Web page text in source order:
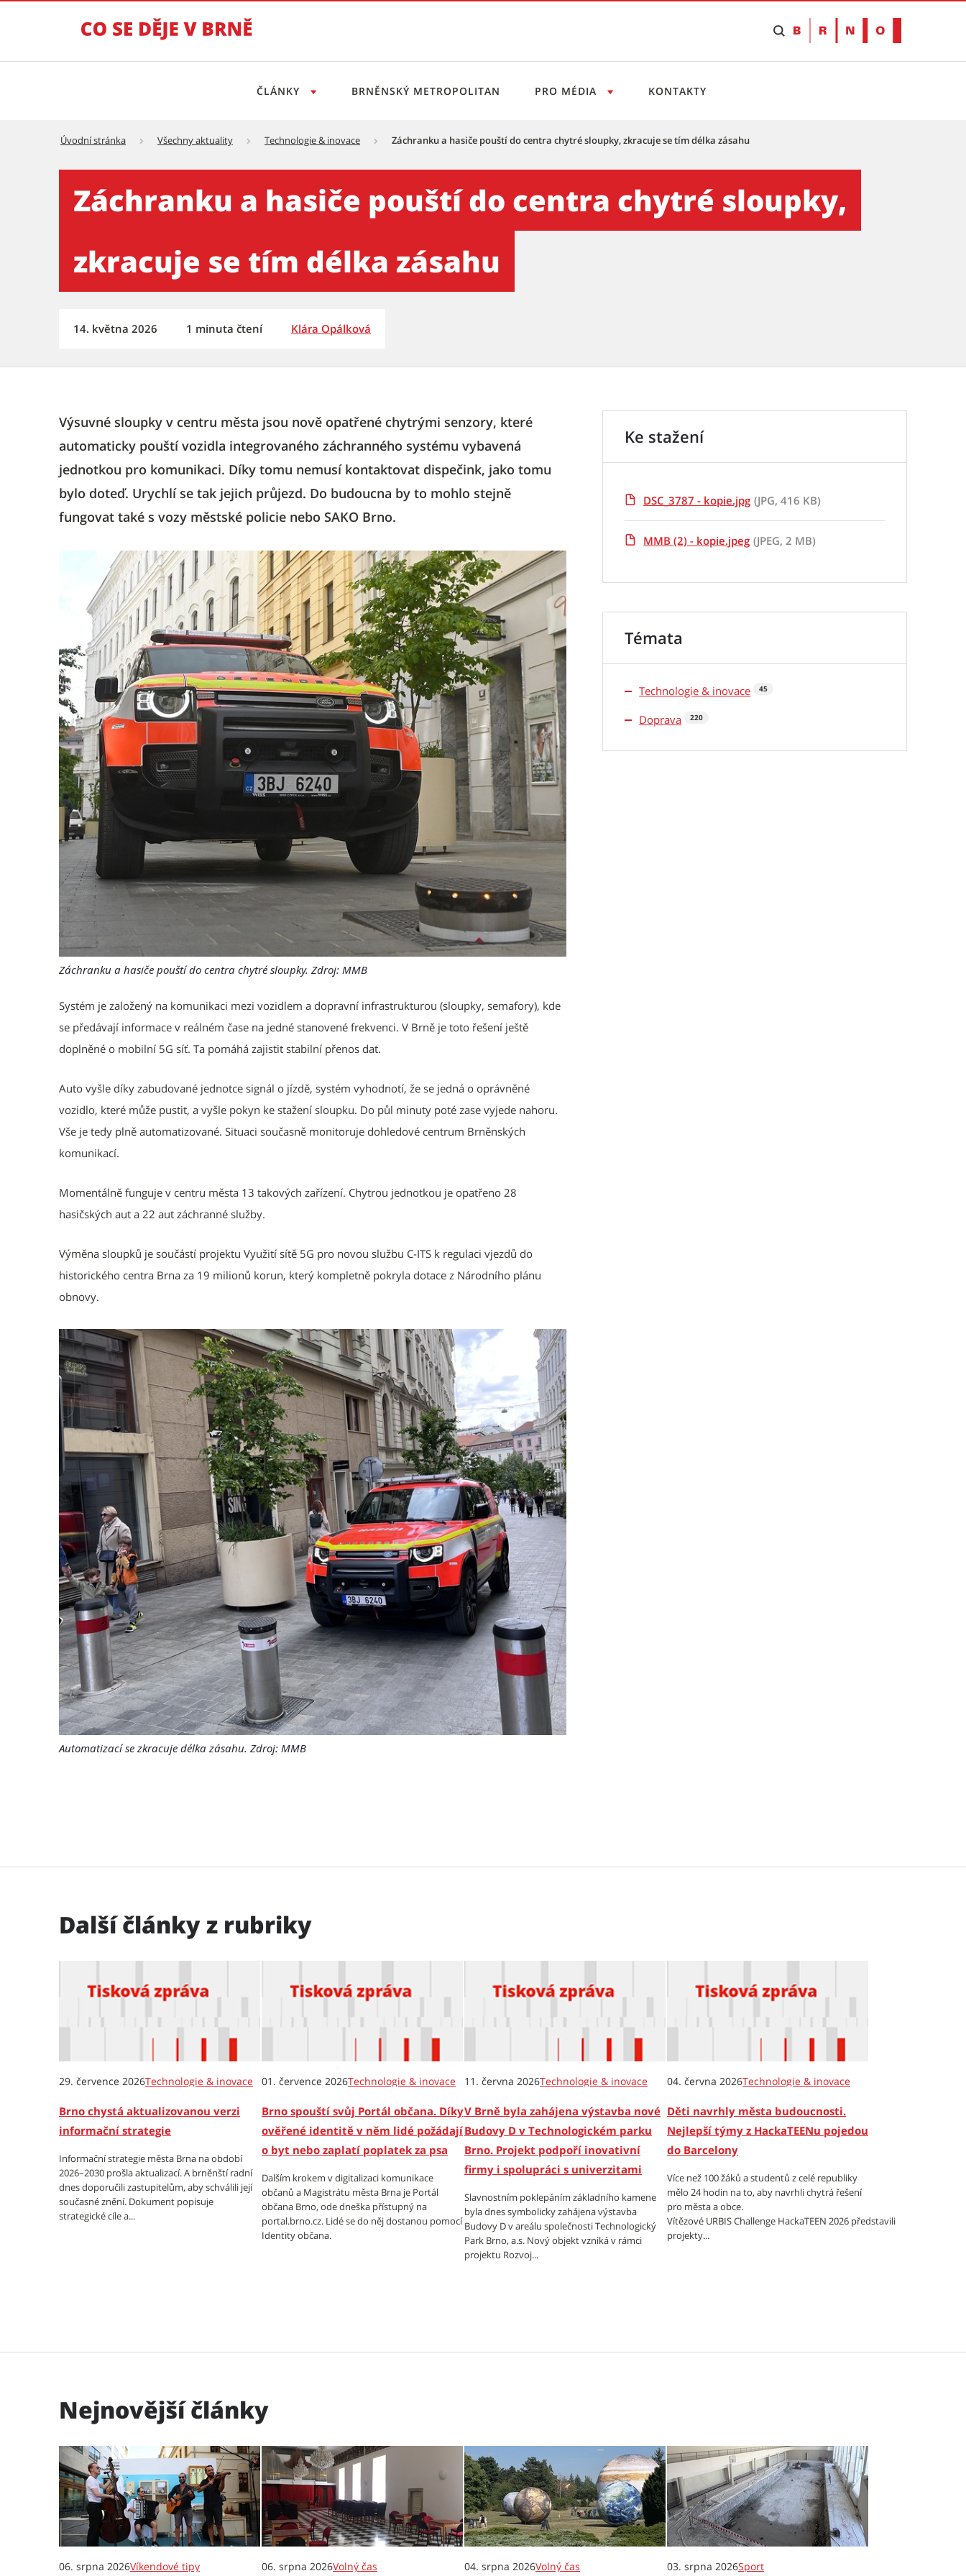
Záchranku a hasiče pouští do centra chytré sloupky, zkracuje se tím délka
ČLÁNKY BRNĚNSKÝ METROPOLITAN PRO MÉDIA KONTAKTY
Úvodní stránka Všechny aktuality Technologie & inovace Záchranku a hasiče pouští do centra chytré sloupky, zkracuje se tím délka zásahu
Záchranku a hasiče pouští do centra chytré sloupky,
zkracuje se tím délka zásahu
14. května 2026 1 minuta čtení Klára Opálková
Výsuvné sloupky v centru města jsou nově opatřené chytrými senzory, které
automaticky pouští vozidla integrovaného záchranného systému vybavená
jednotkou pro komunikaci. Díky tomu nemusí kontaktovat dispečink, jako tomu
bylo doteď. Urychlí se tak jejich průjezd. Do budoucna by to mohlo stejně
fungovat také s vozy městské policie nebo SAKO Brno.
Záchranku a hasiče pouští do centra chytré sloupky. Zdroj: MMB
Systém je založený na komunikaci mezi vozidlem a dopravní infrastrukturou (sloupky, semafory), kde
se předávají informace v reálném čase na jedné stanovené frekvenci. V Brně je toto řešení ještě
doplněné o mobilní 5G síť. Ta pomáhá zajistit stabilní přenos dat.
Auto vyšle díky zabudované jednotce signál o jízdě, systém vyhodnotí, že se jedná o oprávněné
vozidlo, které může pustit, a vyšle pokyn ke stažení sloupku. Do půl minuty poté zase vyjede nahoru.
Vše je tedy plně automatizované. Situaci současně monitoruje dohledové centrum Brněnských
komunikací.
Momentálně funguje v centru města 13 takových zařízení. Chytrou jednotkou je opatřeno 28
hasičských aut a 22 aut záchranné služby.
Výměna sloupků je součástí projektu Využití sítě 5G pro novou službu C-ITS k regulaci vjezdů do
historického centra Brna za 19 milionů korun, který kompletně pokryla dotace z Národního plánu
obnovy.
Automatizací se zkracuje délka zásahu. Zdroj: MMB
Ke stažení
DSC_3787 - kopie.jpg (JPG, 416 KB)
MMB (2) - kopie.jpeg (JPEG, 2 MB)
Témata
Technologie & inovace 45
Doprava 220
Další články z rubriky
29. července 2026Technologie & inovace
Brno chystá aktualizovanou verzi
informační strategie
Informační strategie města Brna na období
2026–2030 prošla aktualizací. A brněnští radní
dnes doporučili zastupitelům, aby schválili její
současné znění. Dokument popisuje
strategické cíle a...
01. července 2026Technologie & inovace
Brno spouští svůj Portál občana. Díky
ověřené identitě v něm lidé požádají
o byt nebo zaplatí poplatek za psa
Dalším krokem v digitalizaci komunikace
občanů a Magistrátu města Brna je Portál
občana Brno, ode dneška přístupný na
portal.brno.cz. Lidé se do něj dostanou pomocí
Identity občana.
11. června 2026Technologie & inovace
V Brně byla zahájena výstavba nové
Budovy D v Technologickém parku
Brno. Projekt podpoří inovativní
firmy i spolupráci s univerzitami
Slavnostním poklepáním základního kamene
byla dnes symbolicky zahájena výstavba
Budovy D v areálu společnosti Technologický
Park Brno, a.s. Nový objekt vzniká v rámci
projektu Rozvoj...
04. června 2026Technologie & inovace
Děti navrhly města budoucnosti.
Nejlepší týmy z HackaTEENu pojedou
do Barcelony
Více než 100 žáků a studentů z celé republiky
mělo 24 hodin na to, aby navrhli chytrá řešení
pro města a obce.
Vítězové URBIS Challenge HackaTEEN 2026 představili
projekty...
Nejnovější články
06. srpna 2026Víkendové tipy 06. srpna 2026Volný čas 04. srpna 2026Volný čas 03. srpna 2026Sport